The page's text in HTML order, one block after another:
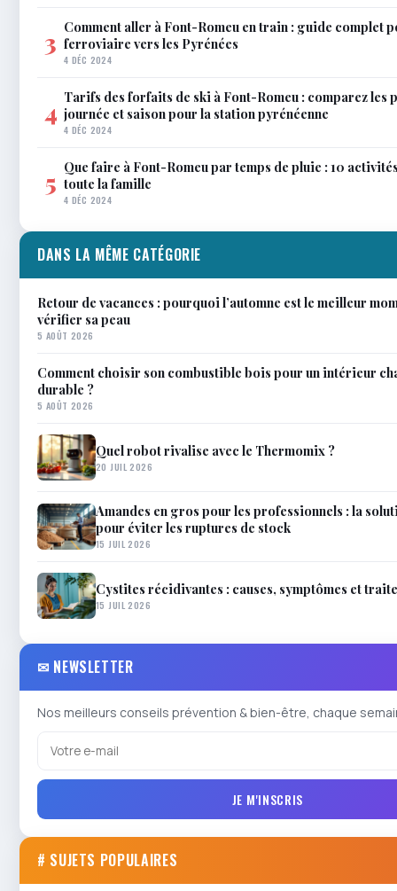
3 Comment aller à Font-Romeu en train : guide complet
ferroviaire vers les Pyrénées
4 DÉC 2024
4 Tarifs des forfaits de ski à Font-Romeu : comparez les
journée et saison pour la station pyrénéenne
4 DÉC 2024
5 Que faire à Font-Romeu par temps de pluie : 10
toute la famille
4 DÉC 2024
DANS LA MÊME CATÉGORIE
Retour de vacances : pourquoi l’automne est le meilleur
vérifier sa peau
5 AOÛT 2026
Comment choisir son combustible bois pour un intérieur
durable ?
5 AOÛT 2026
Quel robot rivalise avec le Thermomix ?
20 JUIL 2026
Amandes en gros pour les professionnels : la
pour éviter les ruptures de stock
15 JUIL 2026
Cystites récidivantes : causes, symptômes et
15 JUIL 2026
✉ NEWSLETTER
Nos meilleurs conseils prévention & bien-être, chaque
JE M'INSCRIS
# SUJETS POPULAIRES